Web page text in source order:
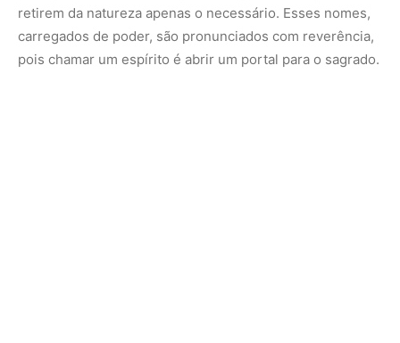
retirem da natureza apenas o necessário. Esses nomes,
carregados de poder, são pronunciados com reverência,
pois chamar um espírito é abrir um portal para o sagrado.